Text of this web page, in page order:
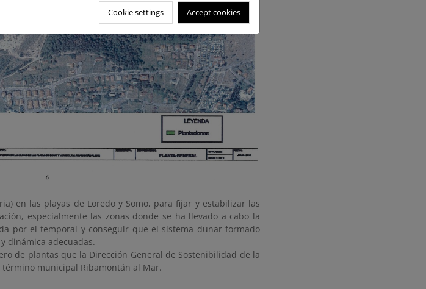
en las playas de Loredo y Somo, para fijar y estabilizar las
especialmente las zonas donde se ha llevado a cabo la
por el temporal y conseguir que el sistema dunar formado
dinámica adecuadas.
de plantas que la Dirección General de Sostenibilidad de la
municipal Ribamontán al Mar.
Cookie settings Accept cookies